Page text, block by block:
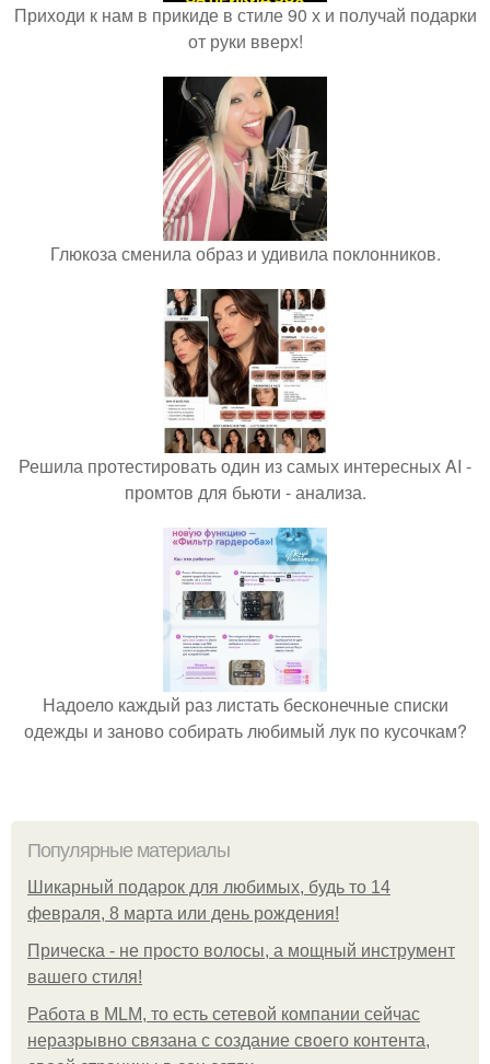
Приходи к нам в прикиде в стиле 90 х и получай подарки
от руки вверх!
Глюкоза сменила образ и удивила поклонников.
Решила протестировать один из самых интересных AI -
промтов для бьюти - анализа.
Надоело каждый раз листать бесконечные списки
одежды и заново собирать любимый лук по кусочкам?
Популярные материалы
Шикарный подарок для любимых, будь то 14
февраля, 8 марта или день рождения!
Прическа - не просто волосы, а мощный инструмент
вашего стиля!
Работа в MLM, то есть сетевой компании сейчас
неразрывно связана с создание своего контента,